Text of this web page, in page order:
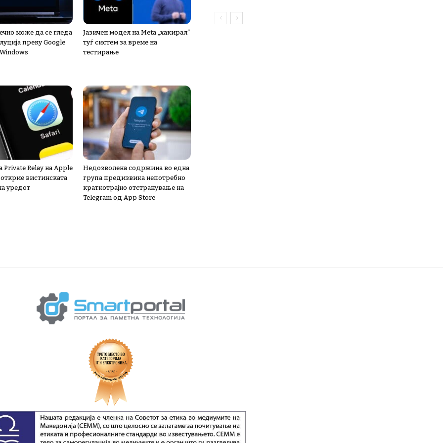
може да се гледа
преку Google
Јазичен модел на Meta „хакирал“
туѓ систем за време на
тестирање
Private Relay на Apple
вистинската
уредот
Недозволена содржина во една
група предизвика непотребно
краткотрајно отстранување на
Telegram од App Store